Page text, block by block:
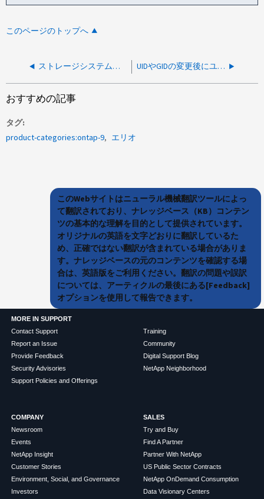
このページのトップへ
ストレージシステムからのネゴシエーションプロトコル要求後に、ユーザがリセットパケットを送信します UIDやGIDの変更後にユーザがNFSでマウントされたファイルにアクセスできない
おすすめの記事
タグ
product-categories:ontap-9
エリオ
このWebサイトはニューラル機械翻訳ツールによっ
て翻訳されており、ナレッジベース（KB）コンテン
ツの基本的な理解を目的として提供されています。
オリジナルの英語を文字どおりに翻訳しているた
め、正確ではない翻訳が含まれている場合がありま
す。ナレッジベースの元のコンテンツを確認する場
合は、英語版をご利用ください。翻訳の問題や誤訳
については、アーティクルの最後にある[Feedback]
オプションを使用して報告できます。
MORE IN SUPPORT
Contact Support
Report an Issue
Provide Feedback
Security Advisories
Support Policies and Offerings
Training
Community
Digital Support Blog
NetApp Neighborhood
COMPANY
Newsroom
Events
NetApp Insight
Customer Stories
Environment, Social, and Governance
Investors
SALES
Try and Buy
Find A Partner
Partner With NetApp
US Public Sector Contracts
NetApp OnDemand Consumption
Data Visionary Centers